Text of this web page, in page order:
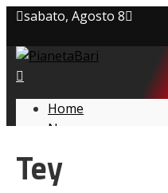
sabato, Agosto 8
Privacy policy
Cookie Policy
Home
News
Tey